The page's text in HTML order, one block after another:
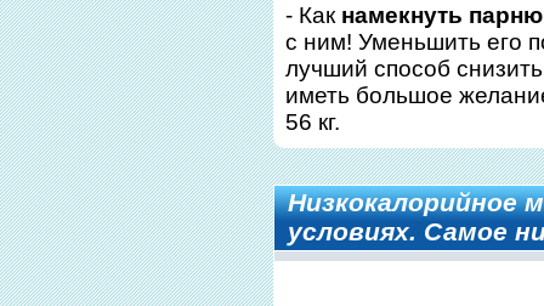
- Как намекнуть
с ним! Уменьшить его
лучший способ
иметь большое
56 кг.
Низкокалорийное
условиях. Самое